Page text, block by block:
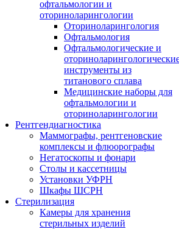
офтальмологии и
оториноларингологии
Оториноларингология
Офтальмология
Офтальмологические и
инструменты из
титанового сплава
Медицинские наборы для
офтальмологии и
оториноларингологии
Рентгендиагностика
Маммографы, рентгеновские
комплексы и флюорографы
Негатоскопы и фонари
Столы и кассетницы
Установки УФРН
Шкафы ШСРН
Стерилизация
Камеры для хранения
стерильных изделий